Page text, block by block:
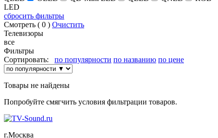
LED
сбросить фильтры
Смотреть ( 0 ) Очистить
Телевизоры
все
Фильтры
Сортировать: по популярности по названию по цене
Товары не найдены
Попробуйте смягчить условия фильтрации товаров.
г.Москва